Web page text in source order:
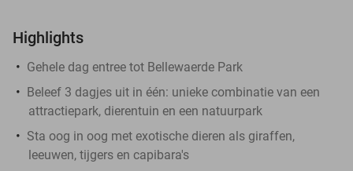
Highlights
Gehele dag entree tot Bellewaerde Park
Beleef 3 dagjes uit in één: unieke combinatie van een
attractiepark, dierentuin en een natuurpark
Sta oog in oog met exotische dieren als giraffen,
leeuwen, tijgers en capibara's